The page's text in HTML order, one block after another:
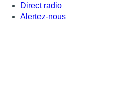
Direct radio
Alertez-nous